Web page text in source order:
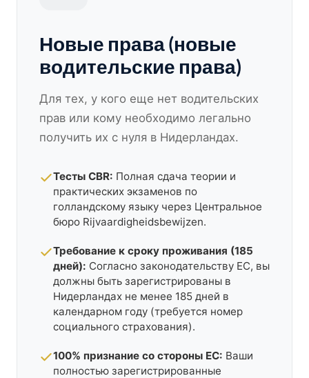
Новые права (новые
водительские права)
Для тех, у кого еще нет водительских
прав или кому необходимо легально
получить их с нуля в Нидерландах.
Тесты CBR: Полная сдача теории и
практических экзаменов по
голландскому языку через Центральное
бюро Rijvaardigheidsbewijzen.
Требование к сроку проживания (185
дней): Согласно законодательству ЕС, вы
должны быть зарегистрированы в
Нидерландах не менее 185 дней в
календарном году (требуется номер
социального страхования).
100% признание со стороны ЕС: Ваши
полностью зарегистрированные